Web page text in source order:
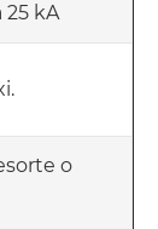
kA
o